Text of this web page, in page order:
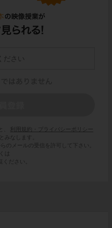
利用規約・プライバシーポリシー
みなします。
のメールの受信を許可して下さい。
は
ください。